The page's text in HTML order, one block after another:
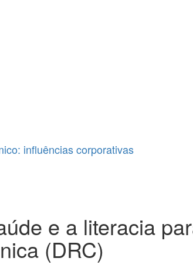
influências corporativas
e a literacia
(DRC)